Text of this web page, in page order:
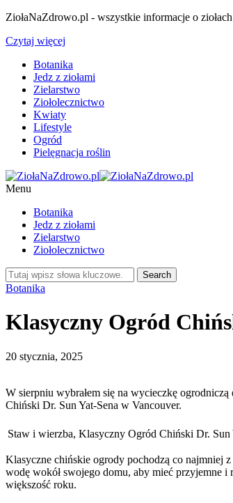
ZiołaNaZdrowo.pl - wszystkie informacje o
Czytaj więcej
Botanika
Jedz z ziołami
Zielarstwo
Ziołolecznictwo
Kwiaty
Lifestyle
Ogród
Pielęgnacja roślin
Menu
Botanika
Jedz z ziołami
Zielarstwo
Ziołolecznictwo
Botanika
Klasyczny Ogród
20 stycznia, 2025
W sierpniu wybrałem się na wycieczkę
Chiński Dr. Sun Yat-Sena w Vancouver.
Staw i wierzba, Klasyczny Ogród Chiński Dr. Sun
Klasyczne chińskie ogrody pochodzą co najmniej
wodę wokół swojego domu, aby mieć przyjemne
większość roku.